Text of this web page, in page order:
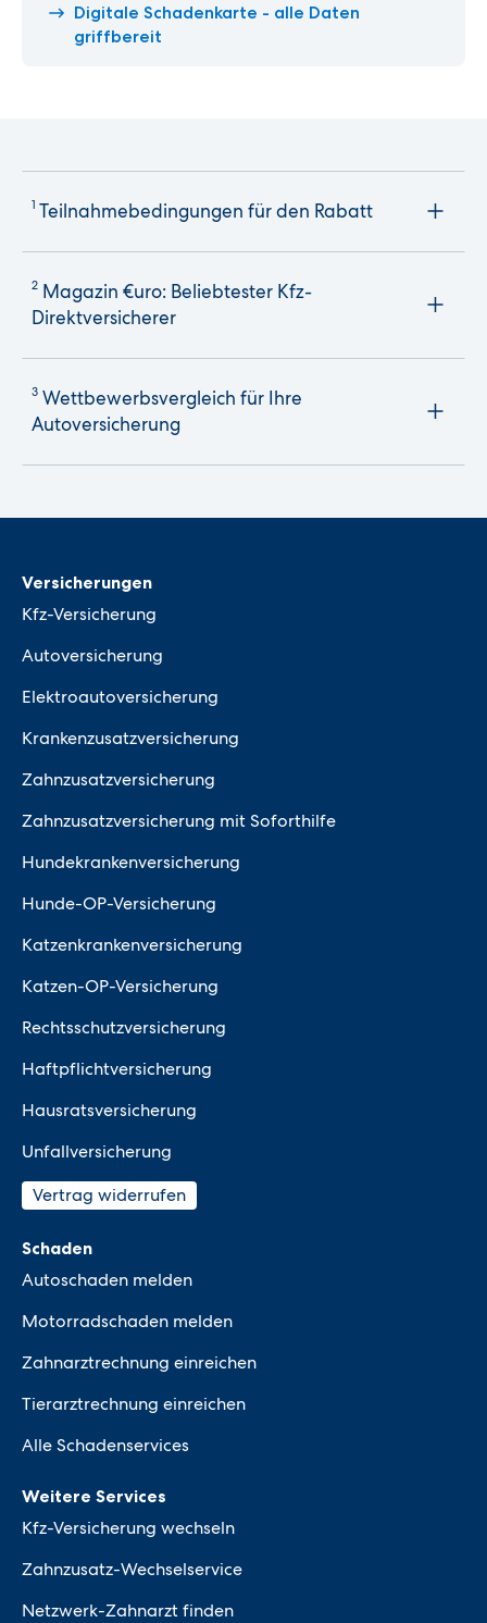
Digitale Schadenkarte - alle Daten
griffbereit
1 Teilnahmebedingungen für den Rabatt
2 Magazin €uro: Beliebtester Kfz-
Direktversicherer
3 Wettbewerbsvergleich für Ihre
Autoversicherung
Versicherungen
Kfz-Versicherung
Autoversicherung
Elektroautoversicherung
Krankenzusatzversicherung
Zahnzusatzversicherung
Zahnzusatzversicherung mit Soforthilfe
Hundekrankenversicherung
Hunde-OP-Versicherung
Katzenkrankenversicherung
Katzen-OP-Versicherung
Rechtsschutzversicherung
Haftpflichtversicherung
Hausratsversicherung
Unfallversicherung
Vertrag widerrufen
Schaden
Autoschaden melden
Motorradschaden melden
Zahnarztrechnung einreichen
Tierarztrechnung einreichen
Alle Schadenservices
Weitere Services
Kfz-Versicherung wechseln
Zahnzusatz-Wechselservice
Netzwerk-Zahnarzt finden